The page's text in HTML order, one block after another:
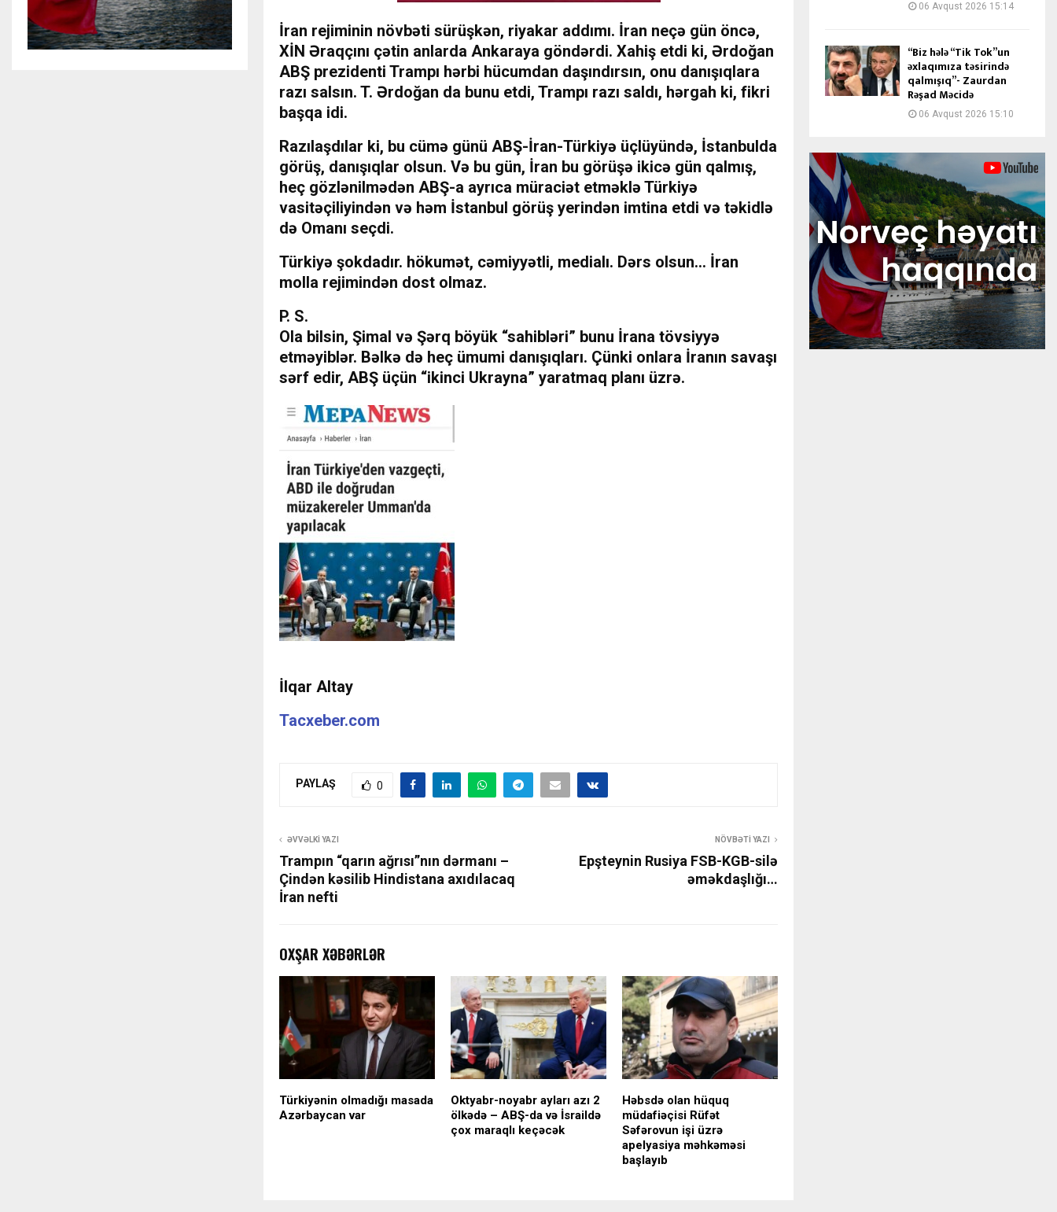
İran rejiminin növbəti sürüşkən, riyakar addımı. İran neçə gün öncə,
XİN Əraqçını çətin anlarda Ankaraya göndərdi. Xahiş etdi ki, Ərdoğan
ABŞ prezidenti Trampı hərbi hücumdan daşındırsın, onu danışıqlara
razı salsın. T. Ərdoğan da bunu etdi, Trampı razı saldı, hərgah ki, fikri
başqa idi.
Razılaşdılar ki, bu cümə günü ABŞ-İran-Türkiyə üçlüyündə, İstanbulda
görüş, danışıqlar olsun. Və bu gün, İran bu görüşə ikicə gün qalmış,
heç gözlənilmədən ABŞ-a ayrıca müraciət etməklə Türkiyə
vasitəçiliyindən və həm İstanbul görüş yerindən imtina etdi və təkidlə
də Omanı seçdi.
Türkiyə şokdadır. hökumət, cəmiyyətli, medialı. Dərs olsun… İran
molla rejimindən dost olmaz.
P. S.
Ola bilsin, Şimal və Şərq böyük “sahibləri” bunu İrana tövsiyyə
etməyiblər. Bəlkə də heç ümumi danışıqları. Çünki onlara İranın savaşı
sərf edir, ABŞ üçün “ikinci Ukrayna” yaratmaq planı üzrə.
İlqar Altay
Tacxeber.com
PAYLAŞ 0
ƏVVƏLKI YAZI
Trampın “qarın ağrısı”nın dərmanı –
Çindən kəsilib Hindistana axıdılacaq
İran nefti
NÖVBƏTI YAZI
Epşteynin Rusiya FSB-KGB-silə
əməkdaşlığı…
OXŞAR XƏBƏRLƏR
Türkiyənin olmadığı masada
Azərbaycan var
Oktyabr-noyabr ayları azı 2
ölkədə – ABŞ-da və İsraildə
çox maraqlı keçəcək
Həbsdə olan hüquq
müdafiəçisi Rüfət
Səfərovun işi üzrə
apelyasiya məhkəməsi
başlayıb
06 Avqust 2026 15:14
“Biz hələ “Tik Tok”un
əxlaqımıza təsirində
qalmışıq”- Zaurdan
Rəşad Məcidə
06 Avqust 2026 15:10